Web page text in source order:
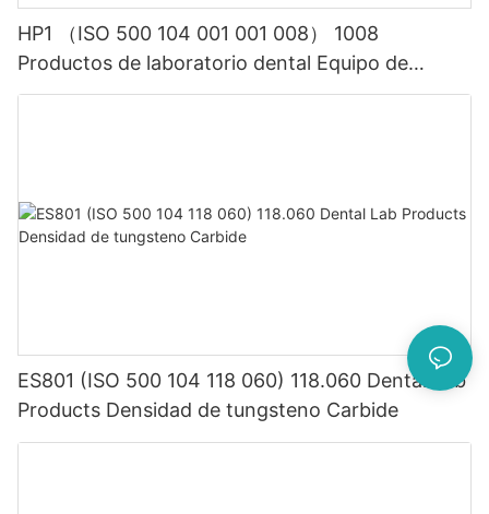
HP1 （ISO 500 104 001 001 008） 1008
Productos de laboratorio dental Equipo de
piedras preciosas de carburo dental
ES801 (ISO 500 104 118 060) 118.060 Dental Lab
Products Densidad de tungsteno Carbide